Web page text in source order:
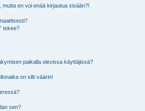
en voi enää kirjautua sisään?!
tekee?
paikalla olevissa käyttäjissä?
on silti väärin!
sen?